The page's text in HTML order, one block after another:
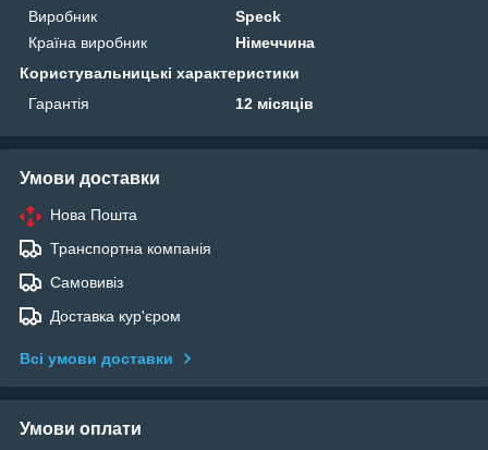
Виробник
Speck
Країна виробник
Німеччина
Користувальницькі характеристики
Гарантія
12 місяців
Умови доставки
Нова Пошта
Транспортна компанія
Самовивіз
Доставка кур'єром
Всі умови доставки
Умови оплати